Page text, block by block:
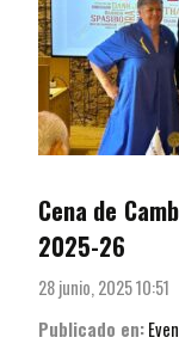
Cena de
2025-26
28 junio, 2025 10:51
Publicado en: